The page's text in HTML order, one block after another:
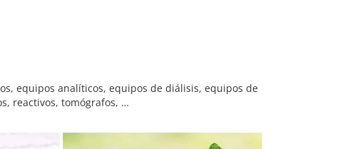
equipos analíticos, equipos de diálisis, equipos de
reactivos, tomógrafos, …